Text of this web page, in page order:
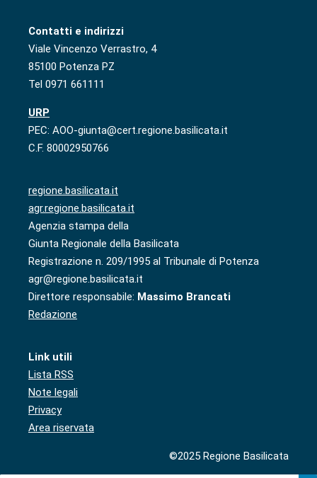
Contatti e indirizzi
Viale Vincenzo Verrastro, 4
85100 Potenza PZ
Tel 0971 661111
URP
PEC: AOO-giunta@cert.regione.basilicata.it
C.F. 80002950766
regione.basilicata.it
agr.regione.basilicata.it
Agenzia stampa della
Giunta Regionale della Basilicata
Registrazione n. 209/1995 al Tribunale di Potenza
agr@regione.basilicata.it
Direttore responsabile: Massimo Brancati
Redazione
Link utili
Lista RSS
Note legali
Privacy
Area riservata
©2025 Regione Basilicata